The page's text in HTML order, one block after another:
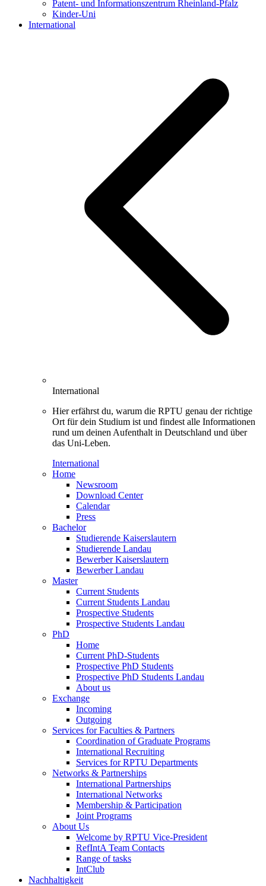
Patent- und Informationszentrum Rheinland-Pfalz
Kinder-Uni
International
International
Hier erfährst du, warum die RPTU genau der richtige
Ort für dein Studium ist und findest alle Informationen
rund um deinen Aufenthalt in Deutschland und über
das Uni-Leben.
International
Home
Newsroom
Download Center
Calendar
Press
Bachelor
Studierende Kaiserslautern
Studierende Landau
Bewerber Kaiserslautern
Bewerber Landau
Master
Current Students
Current Students Landau
Prospective Students
Prospective Students Landau
PhD
Home
Current PhD-Students
Prospective PhD Students
Prospective PhD Students Landau
About us
Exchange
Incoming
Outgoing
Services for Faculties & Partners
Coordination of Graduate Programs
International Recruiting
Services for RPTU Departments
Networks & Partnerships
International Partnerships
International Networks
Membership & Participation
Joint Programs
About Us
Welcome by RPTU Vice-President
RefIntA Team Contacts
Range of tasks
IntClub
Nachhaltigkeit